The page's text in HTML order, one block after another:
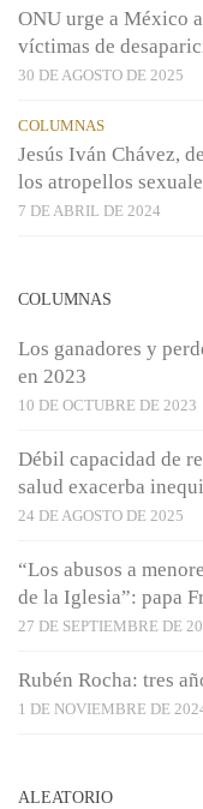
ONU urge a México
víctimas de
30 DE AGOSTO DE 2025
COLUMNAS
Jesús Iván Chávez,
los atropellos
7 DE ABRIL DE 2024
COLUMNAS
Los ganadores y
en 2023
10 DE OCTUBRE DE 2023
Débil capacidad de
salud exacerba
24 DE AGOSTO DE 2025
“Los abusos a
de la Iglesia”: papa
27 DE SEPTIEMBRE DE
Rubén Rocha: tres
1 DE NOVIEMBRE DE
ALEATORIO